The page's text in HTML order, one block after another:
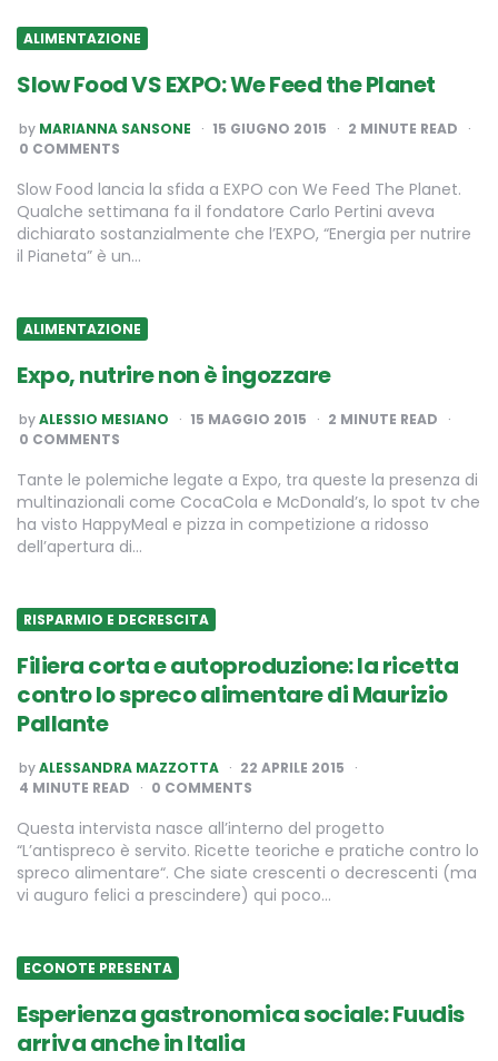
ALIMENTAZIONE
Slow Food VS EXPO: We Feed the Planet
POSTED
BY
by MARIANNA SANSONE 15 GIUGNO 2015 2 MINUTE READ
0 COMMENTS
Slow Food lancia la sfida a EXPO con We Feed The Planet.
Qualche settimana fa il fondatore Carlo Pertini aveva
dichiarato sostanzialmente che l’EXPO, “Energia per nutrire
il Pianeta” è un…
ALIMENTAZIONE
Expo, nutrire non è ingozzare
POSTED
BY
byALESSIO MESIANO 15 MAGGIO 2015 2 MINUTE READ
0 COMMENTS
Tante le polemiche legate a Expo, tra queste la presenza di
multinazionali come CocaCola e McDonald’s, lo spot tv che
ha visto HappyMeal e pizza in competizione a ridosso
dell’apertura di…
RISPARMIO E DECRESCITA
Filiera corta e autoproduzione: la ricetta
contro lo spreco alimentare di Maurizio
Pallante
POSTED
BY
byALESSANDRA MAZZOTTA
22 APRILE 2015
4 MINUTE READ 0 COMMENTS
Questa intervista nasce all’interno del progetto
“L’antispreco è servito. Ricette teoriche e pratiche contro lo
spreco alimentare“. Che siate crescenti o decrescenti (ma
vi auguro felici a prescindere) qui poco…
ECONOTE PRESENTA
Esperienza gastronomica sociale: Fuudis
arriva anche in Italia